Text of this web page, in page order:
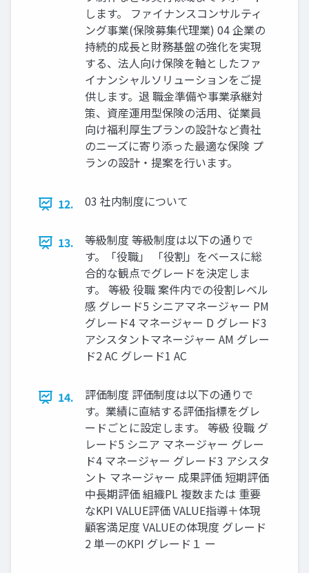
します。 ファイナンスコンサルティ
ング事業(保険募集代理業) 04 企業の
持続的成長と財務基盤の強化を実現
する、法人向け保険を軸としたファ
イナンシャルソリューションをご提
供します。退 職金準備や事業承継対
策、資産運用型保険の活用、従業員
向け福利厚生プランの設計など貴社
のニーズに寄り添った最適な保険 プ
ランの設計・提案を行います。
12. 03 社内制度について
13.
等級制度 等級制度は以下の通りで
す。「役職」 「役割」をベースに総
合的な観点でグレードを決定しま
す。 等級 役職 案件内での役割レベル
感 グレード5 シニアマネージャー PM
グレード4 マネージャー D グレード3
アシスタントマネージャー AM グレー
ド2 AC グレード1 AC
14.
評価制度 評価制度は以下の通りで
す。業績に直結する評価指標をグレ
ードごとに設定します。 等級 役職 グ
レード5 シニア マネージャー グレー
ド4 マネージャー グレード3 アシスタ
ント マネージャー 成果評価 短期評価
中長期評価 組織PL 複数または 重要
なKPI VALUE評価 VALUE指導＋体現
顧客満足度 VALUEの体現度 グレード
2 単一のKPI グレード１ ー